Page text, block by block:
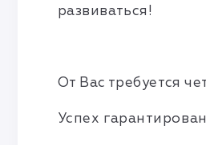
развиваться!
От Вас требуется
Успех